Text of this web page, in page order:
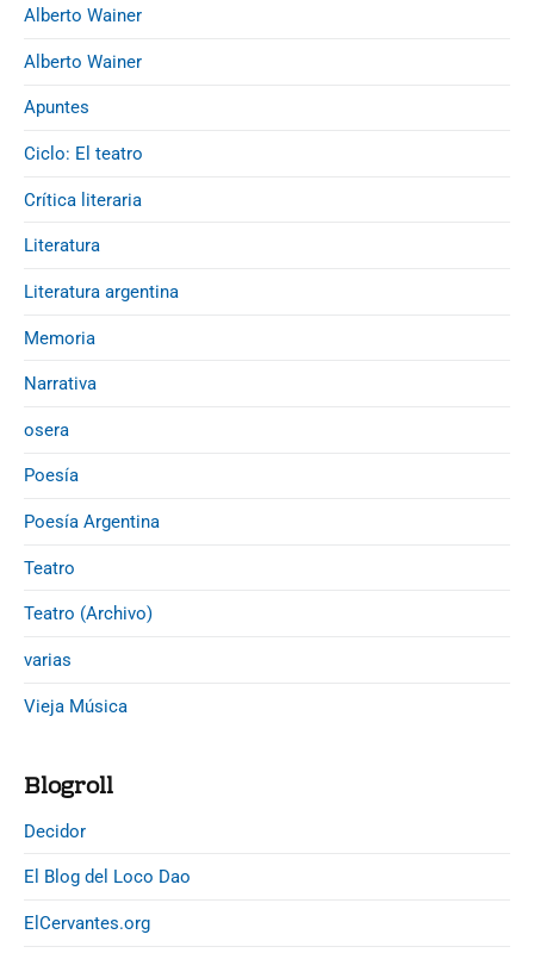
a
s
Alberto Wainer
Alberto Wainer
Apuntes
Ciclo: El teatro
Crítica literaria
Literatura
Literatura argentina
Memoria
Narrativa
osera
Poesía
Poesía Argentina
Teatro
Teatro (Archivo)
varias
Vieja Música
Blogroll
Decidor
El Blog del Loco Dao
ElCervantes.org